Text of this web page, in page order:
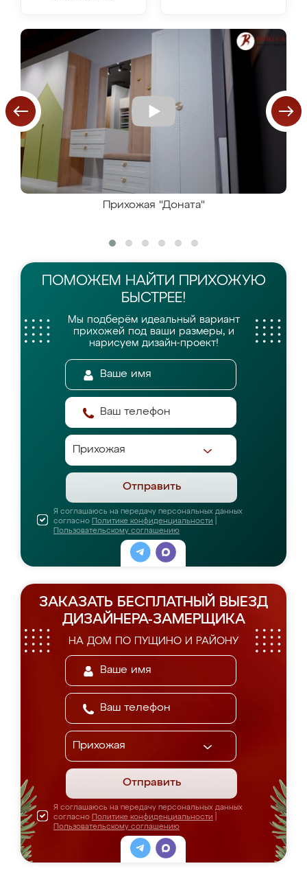
Прихожая "Доната"
ПОМОЖЕМ НАЙТИ
ПРИХОЖУЮ
БЫСТРЕЕ!
Мы подберём идеальный вариант
прихожей под ваши размеры, и
нарисуем дизайн-проект!
Отправить
Я соглашаюсь на передачу персональных данных
согласно Политике конфиденциальности
Пользовательскому соглашению
ЗАКАЗАТЬ БЕСПЛАТНЫЙ ВЫЕЗД
ДИЗАЙНЕРА-ЗАМЕРЩИКА
НА ДОМ ПО ПУЩИНО И РАЙОНУ
Отправить
Я соглашаюсь на передачу персональных данных
согласно Политике конфиденциальности
Пользовательскому соглашению